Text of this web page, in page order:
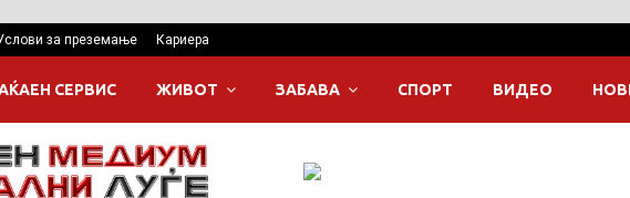
за преземање Кариера
СЕРВИС ЖИВОТ ЗАБАВА СПОРТ ВИДЕО